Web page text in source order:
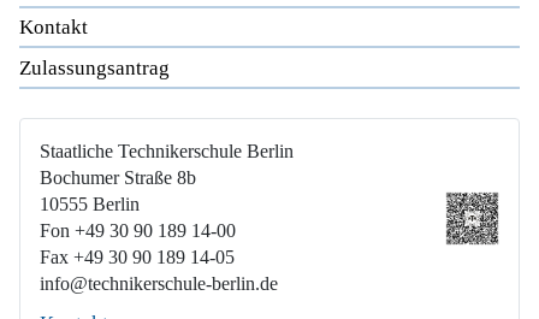
Kontakt
Zulassungsantrag
Staatliche Technikerschule Berlin
Bochumer Straße 8b
10555 Berlin
Fon +49 30 90 189 14-00
Fax +49 30 90 189 14-05
info@technikerschule-berlin.de